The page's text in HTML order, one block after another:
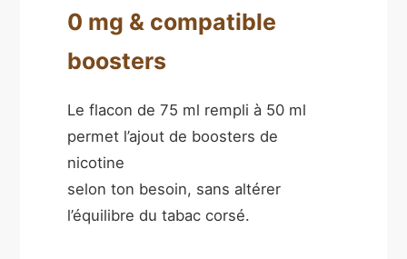
0 mg & compatible
boosters
Le flacon de 75 ml rempli à 50 ml
permet l’ajout de boosters de
nicotine
selon ton besoin, sans altérer
l’équilibre du tabac corsé.